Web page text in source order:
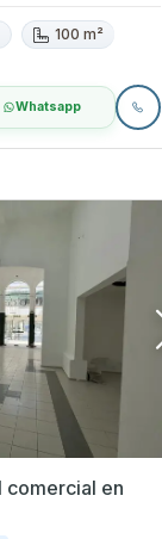
100 m²
Whatsapp
comercial en